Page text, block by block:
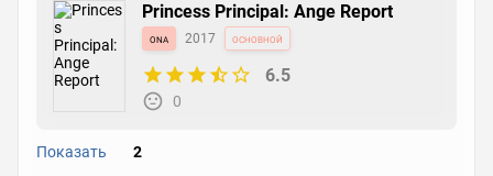
Princess Principal: Ange Report
ona 2017 основной
6.5
0
Показать 2